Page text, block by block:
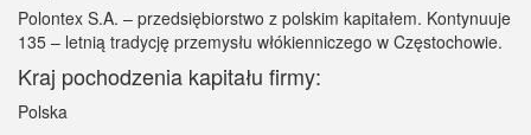
Polontex S.A. – przedsiębiorstwo z polskim kapitałem. Kontynuuje
135 – letnią tradycję przemysłu włókienniczego w Częstochowie.
Kraj pochodzenia kapitału firmy:
Polska